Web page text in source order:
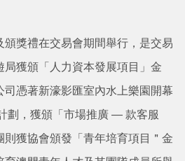
獎禮在交易會期間舉行，是交易
獲頒「人力資本發展項目」金
司憑著新濠影匯室內水上樂園開幕
劃，獲頒「市場推廣 — 款客服
獲協會頒發「青年培育項目＂金